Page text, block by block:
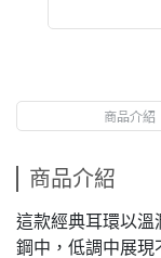
商品介紹
商品介紹
這款經典耳環以溫
鋼中，低調中展現